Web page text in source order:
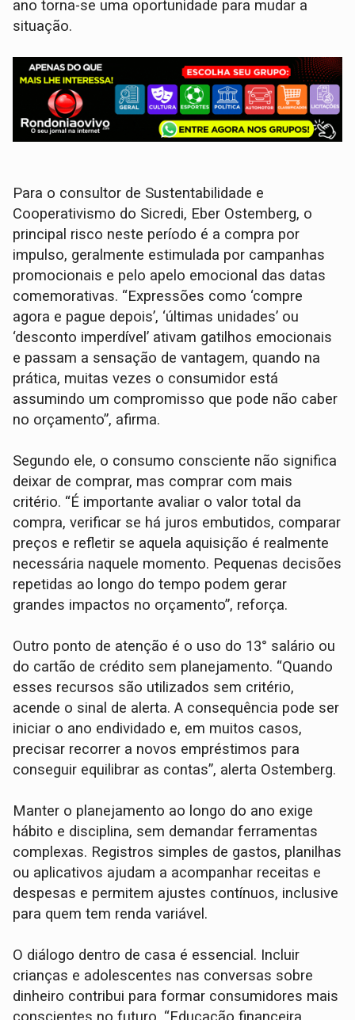
ano torna-se uma oportunidade para mudar a
situação.
Para o consultor de Sustentabilidade e
Cooperativismo do Sicredi, Eber Ostemberg, o
principal risco neste período é a compra por
impulso, geralmente estimulada por campanhas
promocionais e pelo apelo emocional das datas
comemorativas. “Expressões como ‘compre
agora e pague depois’, ‘últimas unidades’ ou
‘desconto imperdível’ ativam gatilhos emocionais
e passam a sensação de vantagem, quando na
prática, muitas vezes o consumidor está
assumindo um compromisso que pode não caber
no orçamento”, afirma.
Segundo ele, o consumo consciente não significa
deixar de comprar, mas comprar com mais
critério. “É importante avaliar o valor total da
compra, verificar se há juros embutidos, comparar
preços e refletir se aquela aquisição é realmente
necessária naquele momento. Pequenas decisões
repetidas ao longo do tempo podem gerar
grandes impactos no orçamento”, reforça.
Outro ponto de atenção é o uso do 13° salário ou
do cartão de crédito sem planejamento. “Quando
esses recursos são utilizados sem critério,
acende o sinal de alerta. A consequência pode ser
iniciar o ano endividado e, em muitos casos,
precisar recorrer a novos empréstimos para
conseguir equilibrar as contas”, alerta Ostemberg.
Manter o planejamento ao longo do ano exige
hábito e disciplina, sem demandar ferramentas
complexas. Registros simples de gastos, planilhas
ou aplicativos ajudam a acompanhar receitas e
despesas e permitem ajustes contínuos, inclusive
para quem tem renda variável.
O diálogo dentro de casa é essencial. Incluir
crianças e adolescentes nas conversas sobre
dinheiro contribui para formar consumidores mais